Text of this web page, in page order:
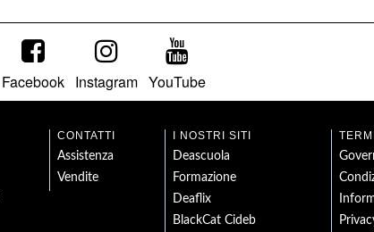
Facebook Instagram YouTube